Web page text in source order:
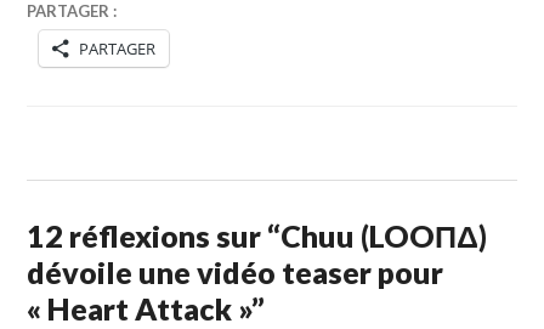
PARTAGER :
PARTAGER
12 réflexions sur “Chuu (LOOΠΔ)
dévoile une vidéo teaser pour
« Heart Attack »”